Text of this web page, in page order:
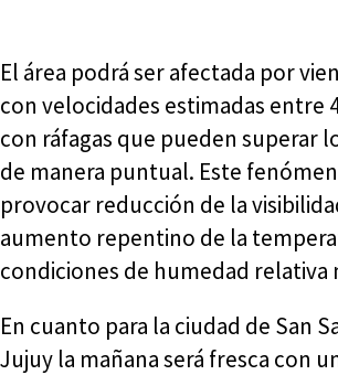
El área podrá ser afectada por
con velocidades estimadas entre
con ráfagas que pueden superar
de manera puntual. Este
provocar reducción de la
aumento repentino de la
condiciones de humedad relativa
En cuanto para la ciudad de San
Jujuy la mañana será fresca con